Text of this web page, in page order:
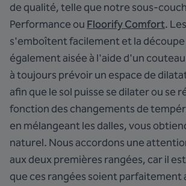
de qualité, telle que notre sous-
Performance ou Floorify Comfort.
s'emboîtent facilement et la découpe
également aisée à l'aide d'un
à toujours prévoir un espace de
afin que le sol puisse se dilater ou se
fonction des changements de
en mélangeant les dalles, vous
naturel. Nous accordons une
aux deux premières rangées, car il
que ces rangées soient parfaitement